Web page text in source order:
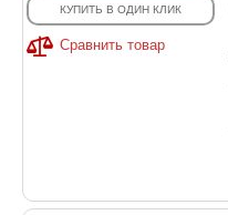
КУПИТЬ В ОДИН КЛИК
Сравнить товар